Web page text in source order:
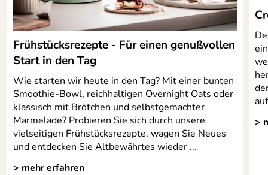
Frühstücksrezepte - Für einen genußvollen
Start in den Tag
Wie starten wir heute in den Tag? Mit einer bunten
Smoothie-Bowl, reichhaltigen Overnight Oats oder
klassisch mit Brötchen und selbstgemachter
Marmelade? Probieren Sie sich durch unsere
vielseitigen Frühstücksrezepte, wagen Sie Neues
und entdecken Sie Altbewährtes wieder ...
> mehr erfahren
>